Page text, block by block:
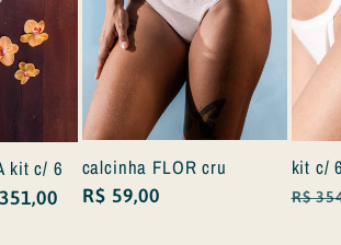
kit c/ 6 calcinha FLOR cru
Preço
R$ 59,00
kit c/
R$